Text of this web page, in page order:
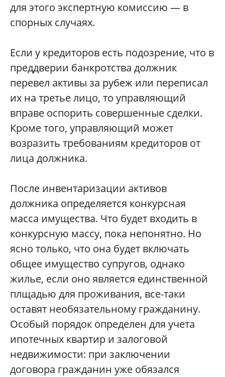
для этого экспертную комиссию — в
спорных случаях.
Если у кредиторов есть подозрение, что в
преддверии банкротства должник
перевел активы за рубеж или переписал
их на третье лицо, то управляющий
вправе оспорить совершенные сделки.
Кроме того, управляющий может
возразить требованиям кредиторов от
лица должника.
После инвентаризации активов
должника определяется конкурсная
масса имущества. Что будет входить в
конкурсную массу, пока непонятно. Но
ясно только, что она будет включать
общее имущество супругов, однако
жилье, если оно является единственной
плщадью для проживания, все-таки
оставят необязательному гражданину.
Особый порядок определен для учета
ипотечных квартир и залоговой
недвижимости: при заключении
договора гражданин уже обязался